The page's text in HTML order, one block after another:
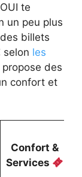
te
un peu plus
billets
les
propose des
confort et
Confort &
Services